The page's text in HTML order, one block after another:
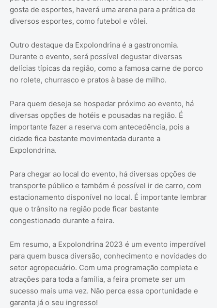
gosta de esportes, haverá uma arena para a prática de
diversos esportes, como futebol e vôlei.
Outro destaque da Expolondrina é a gastronomia.
Durante o evento, será possível degustar diversas
delícias típicas da região, como a famosa carne de porco
no rolete, churrasco e pratos à base de milho.
Para quem deseja se hospedar próximo ao evento, há
diversas opções de hotéis e pousadas na região. É
importante fazer a reserva com antecedência, pois a
cidade fica bastante movimentada durante a
Expolondrina.
Para chegar ao local do evento, há diversas opções de
transporte público e também é possível ir de carro, com
estacionamento disponível no local. É importante lembrar
que o trânsito na região pode ficar bastante
congestionado durante a feira.
Em resumo, a Expolondrina 2023 é um evento imperdível
para quem busca diversão, conhecimento e novidades do
setor agropecuário. Com uma programação completa e
atrações para toda a família, a feira promete ser um
sucesso mais uma vez. Não perca essa oportunidade e
garanta já o seu ingresso!